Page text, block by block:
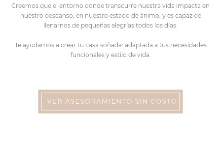
Creemos que el entorno donde transcurre nuestra vida impacta en
nuestro descanso, en nuestro estado de ánimo, y es capaz de
llenarnos de pequeñas alegrías todos los días.
Te ayudamos a crear tu casa soñada: adaptada a tus necesidades
funcionales y estilo de vida.